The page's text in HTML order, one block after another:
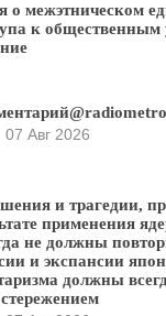
межэтническом
к общественным
07 Авг 2026
и трагедии,
применения
не должны
и экспансии
должны